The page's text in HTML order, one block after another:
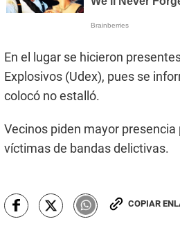
En el lugar se hicieron
Explosivos (Udex), pues se
colocó no estalló.
Vecinos piden mayor
víctimas de bandas delictivas.
COPIAR